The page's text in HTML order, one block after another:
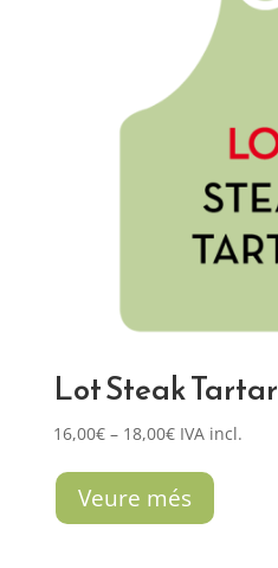
Lot Steak Tartar
16,00€ – 18,00€Interval
preus:
16,00€
IVA incl.
Veure més